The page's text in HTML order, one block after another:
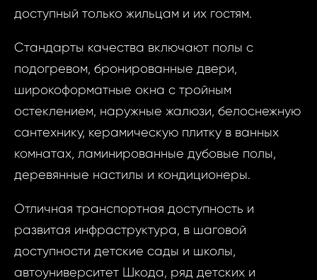
доступный только жильцам и их гостям.
Стандарты качества включают полы с
подогревом, бронированные двери,
широкоформатные окна с тройным
остеклением, наружные жалюзи, белоснежную
сантехнику, керамическую плитку в ванных
комнатах, ламинированные дубовые полы,
деревянные настилы и кондиционеры.
Отличная транспортная доступность и
развитая инфраструктура, в шаговой
доступности детские сады и школы,
автоуниверситет Шкода, ряд детских и
ID1525 -
3